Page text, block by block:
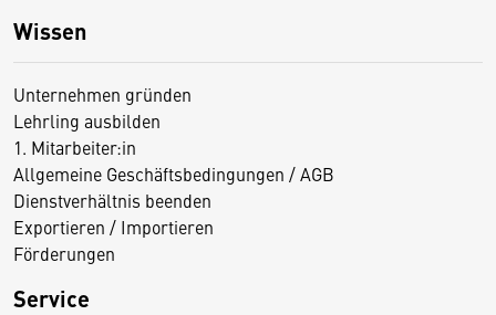
Wissen
Unternehmen gründen
Lehrling ausbilden
1. Mitarbeiter:in
Allgemeine Geschäftsbedingungen / AGB
Dienstverhältnis beenden
Exportieren / Importieren
Förderungen
Service